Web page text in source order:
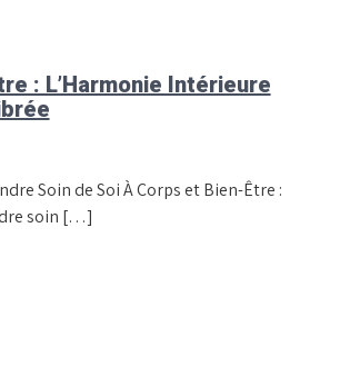
: L’Harmonie Intérieure
Soin de Soi À Corps et Bien-Être :
soin […]